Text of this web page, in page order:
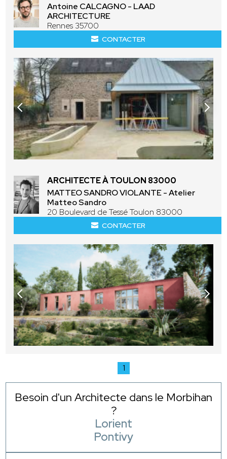
Antoine CALCAGNO - LAAD
ARCHITECTURE
Rennes 35700
CONTACTER
ARCHITECTE À TOULON 83000
MATTEO SANDRO VIOLANTE - Atelier
Matteo Sandro
20 Boulevard de Tessé Toulon 83000
CONTACTER
1
Besoin d'un Architecte dans le Morbihan
?
Lorient
Pontivy